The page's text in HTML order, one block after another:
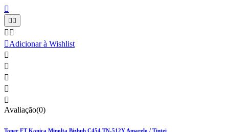

 
 
Adicionar à Wishlist





Avaliação(0)
Toner FT Konica Minolta Bizhub C454 TN-512Y Amarelo / Tintei